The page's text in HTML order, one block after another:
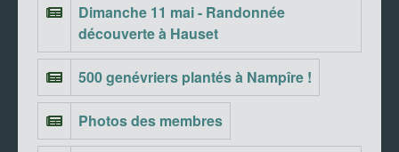
Dimanche 11 mai - Randonnée
découverte à Hauset
500 genévriers plantés à Nampîre !
Photos des membres